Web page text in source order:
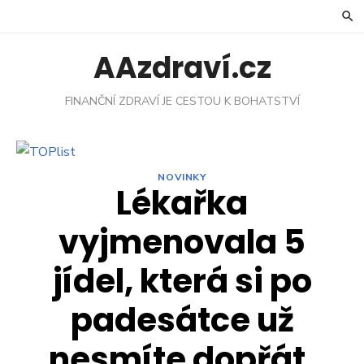
AAzdraví.cz
FINANČNÍ ZDRAVÍ JE CESTOU K BOHATSTVÍ
NOVINKY
Lékařka
vyjmenovala 5
jídel, která si po
padesátce už